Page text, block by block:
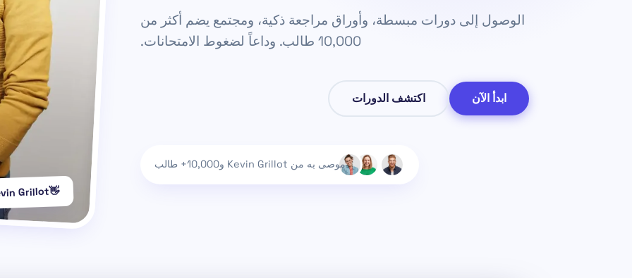
الوصول إلى دورات مبسطة، وأوراق مراجعة ذكية، ومجتمع يضم أكثر من
10,000 طالب. وداعاً لضغوط الامتحانات.
ابدأ الآن اكتشف الدورات
موصى به من Kevin Grillot و10,000+ طالب
👋
Grillot